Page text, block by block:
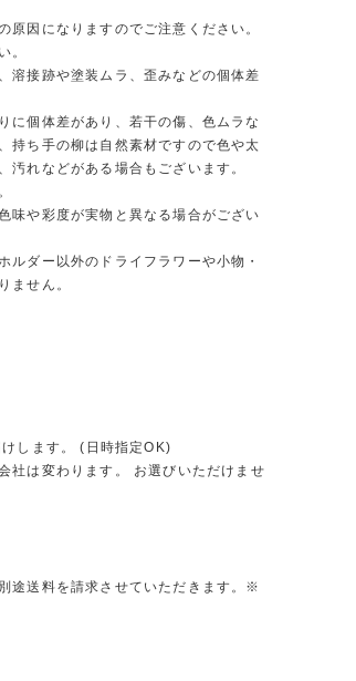
原因になりますのでご注意ください。
。
溶接跡や塗装ムラ、歪みなどの個体差
に個体差があり、若干の傷、色ムラな
持ち手の柳は自然素材ですので色や太
汚れなどがある場合もございます。
味や彩度が実物と異なる場合がござい
ルダー以外のドライフラワーや小物・
ません。
します。 (日時指定OK)
社は変わります。 お選びいただけませ
途送料を請求させていただきます。※